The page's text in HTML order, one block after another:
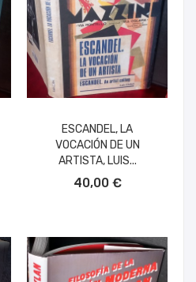
ESCANDEL, LA
VOCACIÓN DE UN
ARTISTA, LUIS...
40,00 €